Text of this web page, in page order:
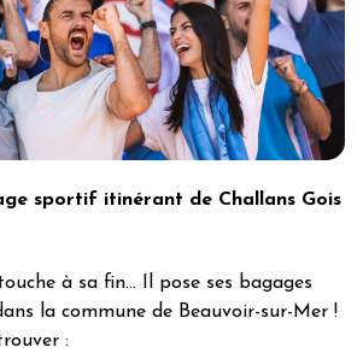
sportif itinérant de Challans Gois
à sa fin… Il pose ses bagages
la commune de Beauvoir-sur-Mer !
: